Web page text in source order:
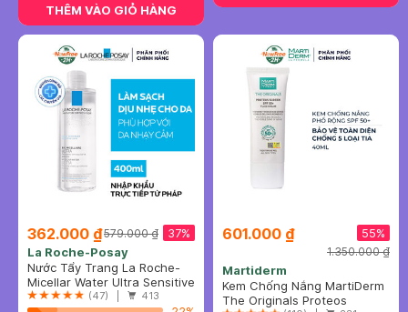
THÊM VÀO GIỎ HÀNG
362.000 ₫ 37%
579.000 ₫
La Roche-Posay
Nước Tẩy Trang La Roche-
Posay Dành Cho Da Nhạy
Cảm 400ml
Micellar Water Ultra Sensitive
Skin
(47) | 413
601.000 ₫ 55%
1.350.000 ₫
Martiderm
Kem Chống Nắng MartiDerm
Phổ Rộng Bảo Vệ Toàn Diện
The Originals Proteos